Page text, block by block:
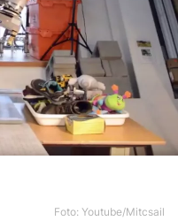
Foto: Youtube/Mitcsail